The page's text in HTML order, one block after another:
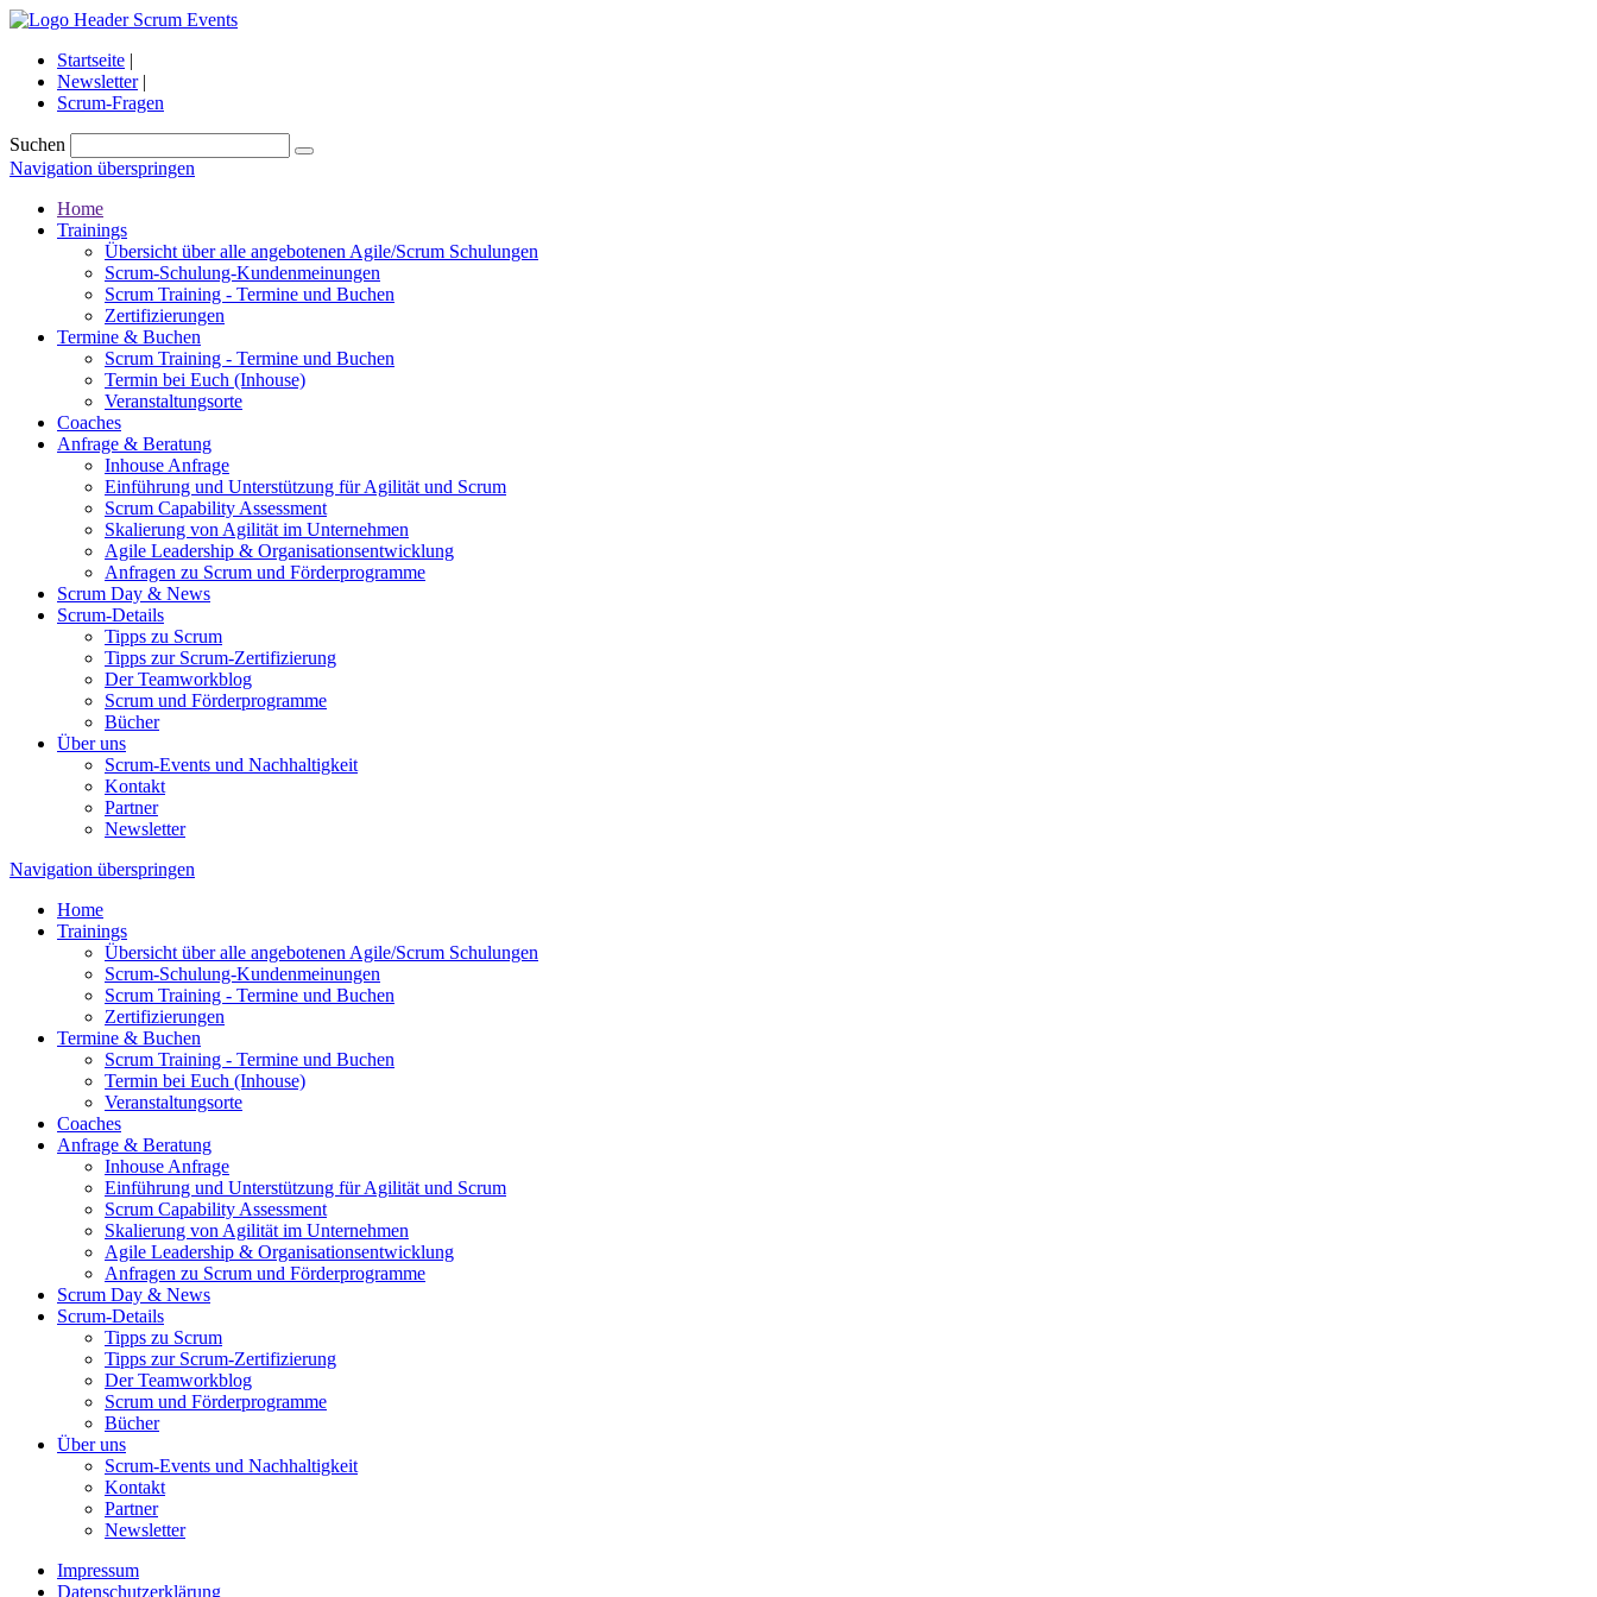
Startseite |
Newsletter|
Scrum-Fragen
Suchen
Navigation überspringen
Home
Trainings
Übersicht über alle angebotenen Agile/Scrum Schulungen
Scrum-Schulung-Kundenmeinungen
Scrum Training - Termine und Buchen
Zertifizierungen
Termine & Buchen
Scrum Training - Termine und Buchen
Termin bei Euch (Inhouse)
Veranstaltungsorte
Coaches
Anfrage & Beratung
Inhouse Anfrage
Einführung und Unterstützung für Agilität und Scrum
Scrum Capability Assessment
Skalierung von Agilität im Unternehmen
Agile Leadership & Organisationsentwicklung
Anfragen zu Scrum und Förderprogramme
Scrum Day & News
Scrum-Details
Tipps zu Scrum
Tipps zur Scrum-Zertifizierung
Der Teamworkblog
Scrum und Förderprogramme
Bücher
Über uns
Scrum-Events und Nachhaltigkeit
Kontakt
Partner
Newsletter
Navigation überspringen
Home
Trainings
Übersicht über alle angebotenen Agile/Scrum Schulungen
Scrum-Schulung-Kundenmeinungen
Scrum Training - Termine und Buchen
Zertifizierungen
Termine & Buchen
Scrum Training - Termine und Buchen
Termin bei Euch (Inhouse)
Veranstaltungsorte
Coaches
Anfrage & Beratung
Inhouse Anfrage
Einführung und Unterstützung für Agilität und Scrum
Scrum Capability Assessment
Skalierung von Agilität im Unternehmen
Agile Leadership & Organisationsentwicklung
Anfragen zu Scrum und Förderprogramme
Scrum Day & News
Scrum-Details
Tipps zu Scrum
Tipps zur Scrum-Zertifizierung
Der Teamworkblog
Scrum und Förderprogramme
Bücher
Über uns
Scrum-Events und Nachhaltigkeit
Kontakt
Partner
Newsletter
Impressum
Datenschutzerklärung